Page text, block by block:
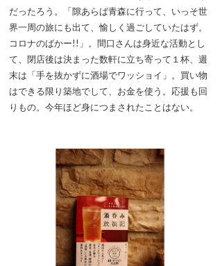
だったろう。「隙あらば青森に行って、いっそ世
界一周の旅にも出て、愉しく過ごしていたはず。
コロナのばかー!!」。間口さんは身近な活動とし
て、閉店後は決まった数軒に立ち寄って１杯、週
末は「手を抜かずに酒場でワッショイ」。買い物
はできる限り築地でして、お金を使う。応援も回
りもの。今年ほど身につまされたことはない。